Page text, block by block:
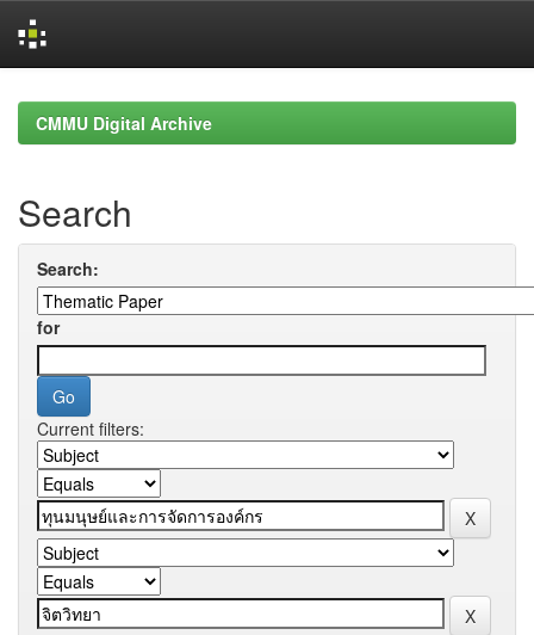
navigationCMMU Digital Archive
Search
Search:
for
Current filters: